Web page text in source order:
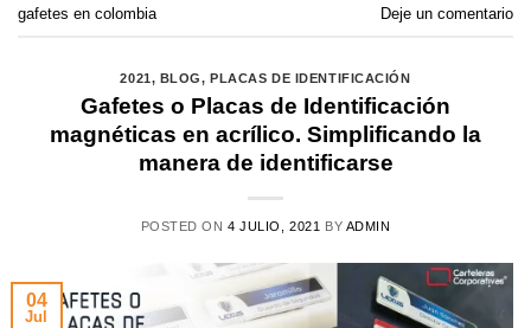
gafetes en colombia
Deje un comentario
2021 , BLOG, PLACAS DE IDENTIFICACIÓN
Gafetes o Placas de Identificación
magnéticas en acrílico. Simplificando la
manera de identificarse
POSTED ON4 JULIO, 2021 BY ADMIN
04
Jul